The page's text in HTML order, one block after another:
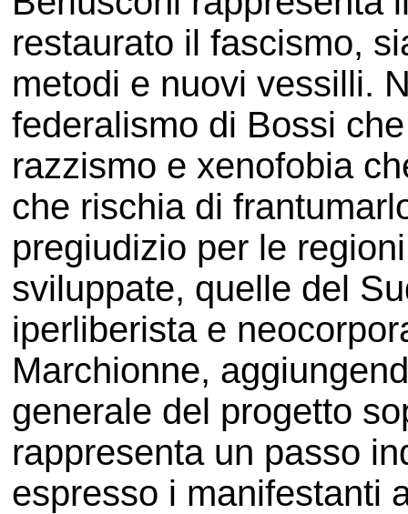
restaurato il fascismo,
metodi e nuovi vessilli.
federalismo di Bossi
razzismo e xenofobia
che rischia di
pregiudizio per le
sviluppate, quelle del
iperliberista e
Marchionne,
generale del progetto
rappresenta un passo
espresso i manifestanti